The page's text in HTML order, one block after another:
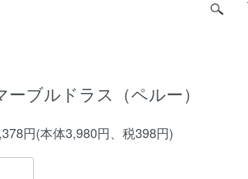
ーブルドラス（ペルー）
円(本体3,980円、税398円)